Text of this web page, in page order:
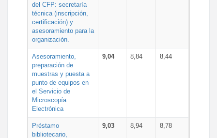
del CFP: secretaría
técnica (inscripción,
certificación) y
asesoramiento para la
organización.
Asesoramiento,
preparación de
muestras y puesta a
punto de equipos en
el Servicio de
Microscopía
Electrónica
9,04 8,84 8,44
Préstamo
bibliotecario,
9,03 8,94 8,78